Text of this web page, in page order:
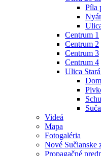
Píla
Centrum 1
Centrum 2
Centrum 3
Centrum 4
Ulica
Videá
Mapa
Fotogaléria
Nové Sučianske
Propagačné